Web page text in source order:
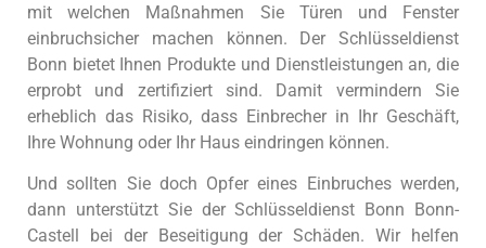
mit welchen Maßnahmen Sie Türen und Fenster
einbruchsicher machen können. Der Schlüsseldienst
Bonn bietet Ihnen Produkte und Dienstleistungen an, die
erprobt und zertifiziert sind. Damit vermindern Sie
erheblich das Risiko, dass Einbrecher in Ihr Geschäft,
Ihre Wohnung oder Ihr Haus eindringen können.
Und sollten Sie doch Opfer eines Einbruches werden,
dann unterstützt Sie der Schlüsseldienst Bonn Bonn-
Castell bei der Beseitigung der Schäden. Wir helfen